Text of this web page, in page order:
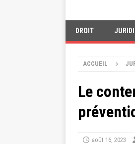
DROIT
ACCUEIL
Le
août 16, 2023